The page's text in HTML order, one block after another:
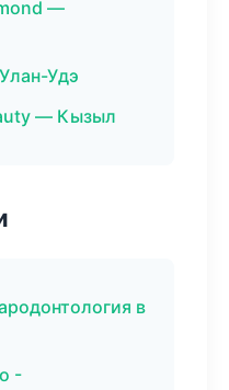
—
Удэ
— Кызыл
в
-